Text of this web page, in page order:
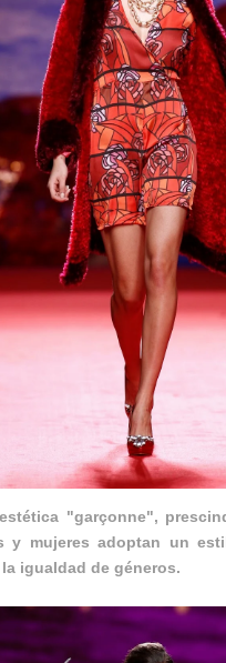
"garçonne",
y mujeres adoptan un
igualdad de géneros.